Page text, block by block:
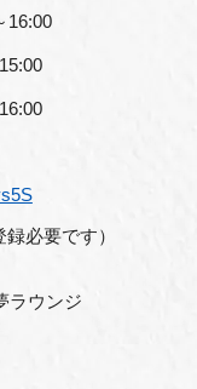
16:00
15:00
16:00
必要です）
ラウンジ